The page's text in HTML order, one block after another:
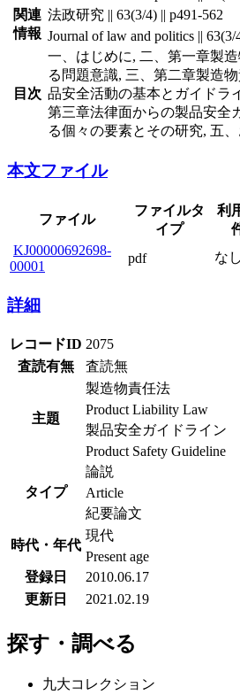
関連
情報
法政研究 || 63(3/4) || p491-562
Journal of law and politics || 63(3/
目次
一、はじめに, 二、第一章製
る問題意識, 三、第二章製造
品安全活動の基本とガイドラ
第三章法律面からの製品安全
る個々の要素とその研究, 五
本文ファイル
ファイル
ファイルタ
イプ
利
KJ00000692698-
00001
pdf なし
詳細
レコードID 2075
査読有無
査読無
主題
製造物責任法
Product Liability Law
製品安全ガイドライン
Product Safety Guideline
タイプ
論説
Article
紀要論文
時代・年代
現代
Present age
登録日
2010.06.17
更新日
2021.02.19
探す・調べる
九大コレクション